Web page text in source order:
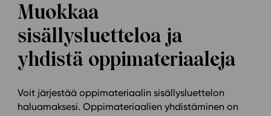
Muokkaa
sisällysluetteloa ja
yhdistä oppimateriaaleja
Voit järjestää oppimateriaalin sisällysluettelon
haluamaksesi. Oppimateriaalien yhdistäminen on